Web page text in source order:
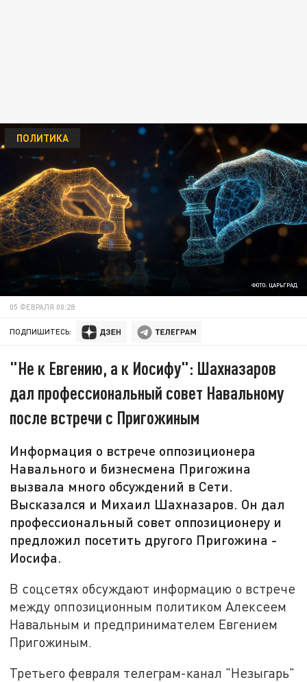
ФОТО: ЦАРЬГРАД
ПОЛИТИКА
05 ФЕВРАЛЯ 00:28
ПОДПИШИТЕСЬ:
"Не к Евгению, а к Иосифу": Шахназаров‏
дал профессиональный совет Навальному
после встречи с Пригожиным
Информация о встрече оппозиционера
Навального и бизнесмена Пригожина
вызвала много обсуждений в Сети.
Высказался и Михаил Шахназаров. Он дал
профессиональный совет оппозиционеру и
предложил посетить другого Пригожина -
Иосифа.
В соцсетях обсуждают информацию о встрече
между оппозиционным политиком Алексеем
Навальным и предпринимателем Евгением
Пригожиным.
Третьего февраля телеграм-канал "Незыгарь"